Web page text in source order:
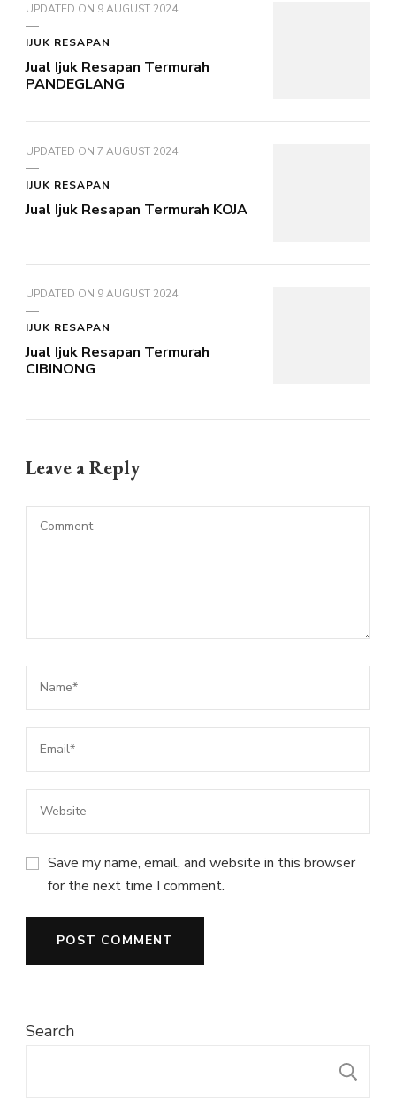
UPDATED ON 9 AUGUST 2024
IJUK RESAPAN
Jual Ijuk Resapan Termurah
PANDEGLANG
UPDATED ON 7 AUGUST 2024
IJUK RESAPAN
Jual Ijuk Resapan Termurah KOJA
UPDATED ON 9 AUGUST 2024
IJUK RESAPAN
Jual Ijuk Resapan Termurah
CIBINONG
Leave a Reply
Save my name, email, and website in this browser
for the next time I comment.
Search